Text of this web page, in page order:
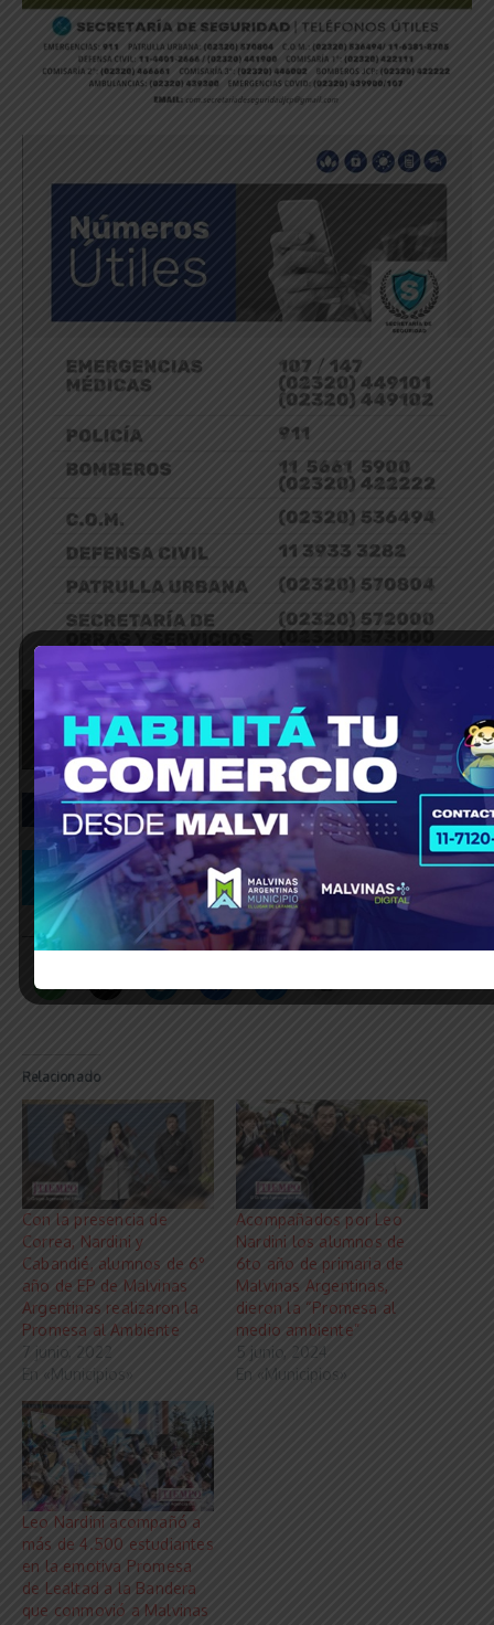
Relacionado
Con la presencia de
Correa, Nardini y
Cabandié, alumnos de 6°
año de EP de Malvinas
Argentinas realizaron la
Promesa al Ambiente
7 junio, 2022
En «Municipios»
Acompañados por Leo
Nardini los alumnos de
6to año de primaria de
Malvinas Argentinas,
dieron la “Promesa al
medio ambiente”
5 junio, 2024
En «Municipios»
Leo Nardini acompañó a
más de 4.500 estudiantes
en la emotiva Promesa
de Lealtad a la Bandera
que conmovió a Malvinas